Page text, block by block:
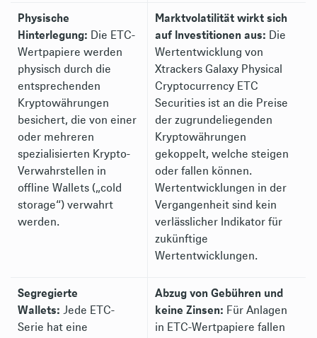
Physische
Hinterlegung:
Die ETC-
Wertpapiere werden
physisch durch die
entsprechenden
Kryptowährungen
besichert, die von einer
oder mehreren
spezialisierten Krypto-
Verwahrstellen in
offline Wallets („cold
storage“) verwahrt
werden.
Marktvolatilität wirkt sich
auf Investitionen aus:
Die
Wertentwicklung von
Xtrackers Galaxy Physical
Cryptocurrency ETC
Securities ist an die Preise
der zugrundeliegenden
Kryptowährungen
gekoppelt, welche steigen
oder fallen können.
Wertentwicklungen in der
Vergangenheit sind kein
verlässlicher Indikator für
zukünftige
Wertentwicklungen.
Segregierte
Wallets: Jede ETC-
Serie hat eine
Abzug von Gebühren und
keine Zinsen: Für Anlagen
in ETC-Wertpapiere fallen